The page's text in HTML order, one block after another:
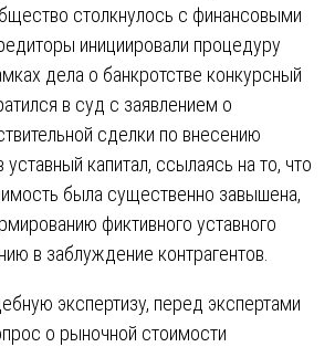
столкнулось с финансовыми
инициировали процедуру
дела о банкротстве конкурсный
в суд с заявлением о
сделки по внесению
уставный капитал, ссылаясь на то, что
была существенно завышена,
фиктивного уставного
в заблуждение контрагентов.
экспертизу, перед экспертами
о рыночной стоимости